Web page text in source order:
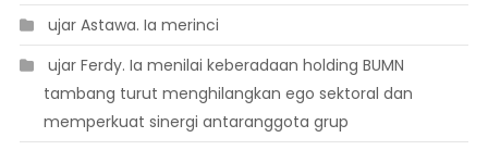
 ujar Astawa. Ia merinci
 ujar Ferdy. Ia menilai keberadaan holding BUMN
tambang turut menghilangkan ego sektoral dan
memperkuat sinergi antaranggota grup